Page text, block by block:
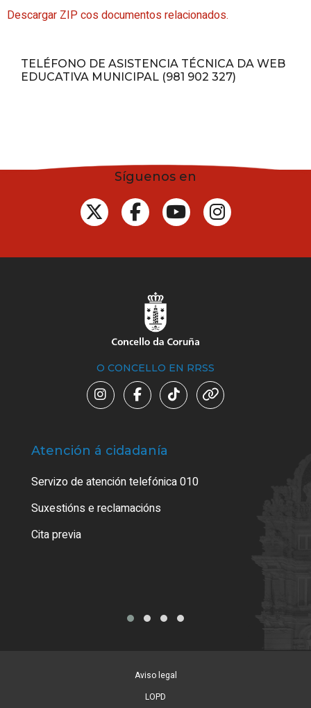
Descargar ZIP cos documentos relacionados.
TELÉFONO DE ASISTENCIA TÉCNICA DA WEB
EDUCATIVA MUNICIPAL (981 902 327)
Síguenos en
O CONCELLO EN RRSS
Atención á cidadanía
Servizo de atención telefónica 010
Suxestións e reclamacións
Cita previa
Aviso legal
LOPD